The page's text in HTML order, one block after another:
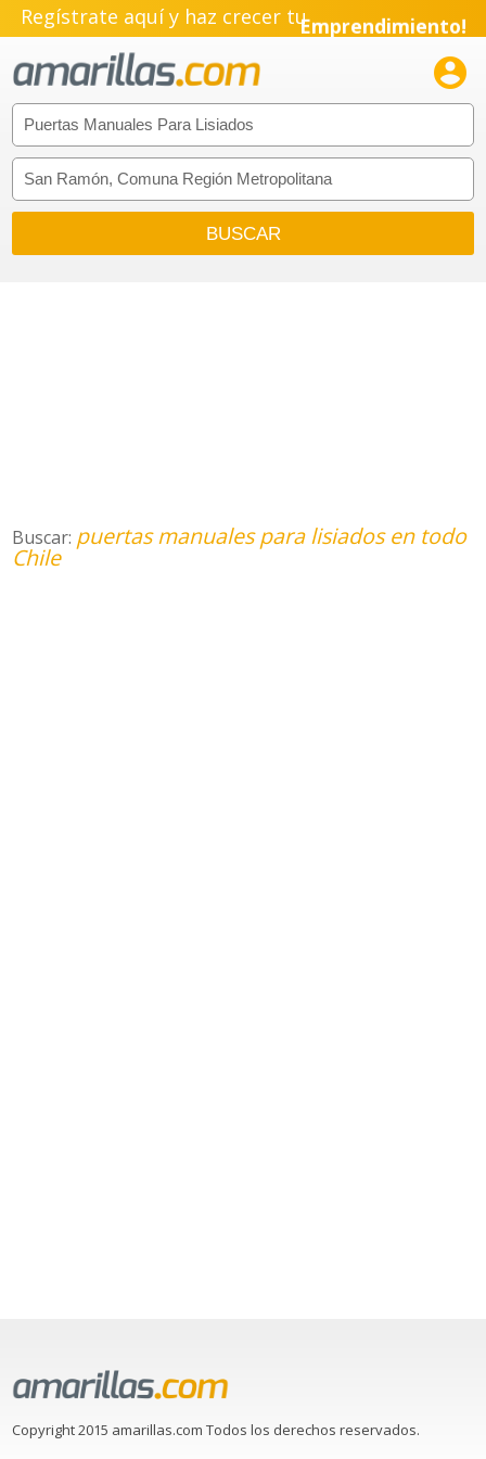
Regístrate aquí y haz crecer tuEmprendimiento!

Buscar: puertas manuales para lisiados en todo
Chile
Copyright 2015 amarillas.com Todos los derechos reservados.